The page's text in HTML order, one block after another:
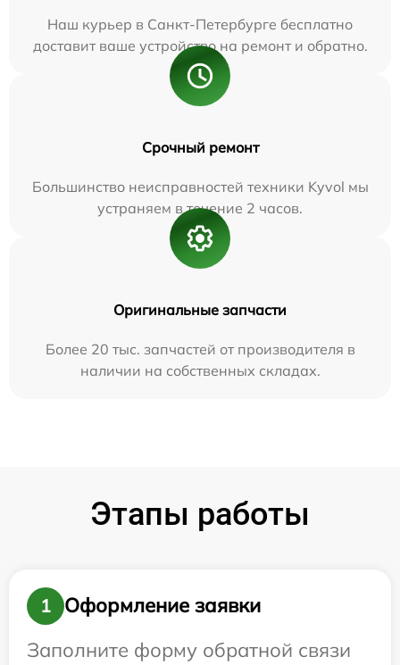
Наш курьер в Санкт-Петербурге бесплатно
доставит ваше устройство на ремонт и обратно.
Срочный ремонт
Большинство неисправностей техники Kyvol мы
устраняем в течение 2 часов.
Оригинальные запчасти
Более 20 тыс. запчастей от производителя в
наличии на собственных складах.
Этапы работы
1
Оформление заявки
Заполните форму обратной связи